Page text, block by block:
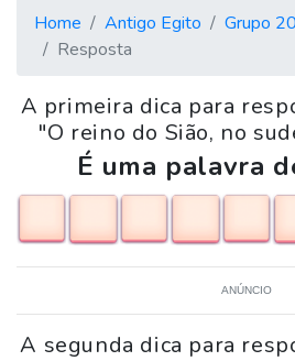
Home Antigo Egito Grupo
Resposta
A primeira dica para
"O reino do Sião, no
É uma palavra
ANÚNCIO
A segunda dica para